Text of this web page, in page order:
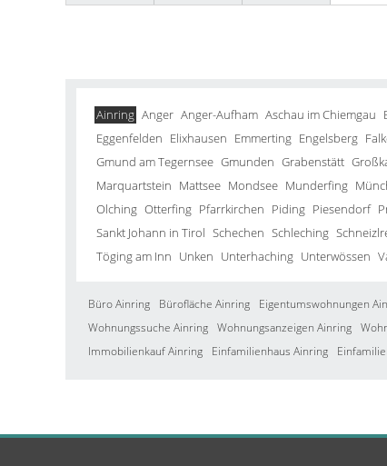
Ainring Anger Anger-Aufham Aschau im Chiemgau
Eggenfelden Elixhausen Emmerting Engelsberg
Gmund am Tegernsee Gmunden Grabenstätt
Marquartstein Mattsee Mondsee Munderfing
Olching Otterfing Pfarrkirchen Piding Piesendorf
Sankt Johann in Tirol Schechen Schleching
Töging am Inn Unken Unterhaching Unterwössen
Büro Ainring Bürofläche Ainring Eigentumswohnungen
Wohnungssuche Ainring Wohnungsanzeigen Ainring
Immobilienkauf Ainring
Einfamilienhaus Ainring